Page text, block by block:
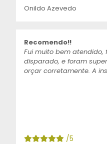
Onildo Azevedo
Recomendo!!
Fui muito bem atendido,
disparado, e foram
orçar corretamente. A
/5